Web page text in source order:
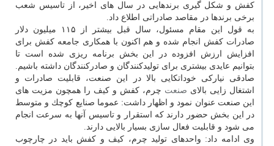
كفش و شكل گیری برندهایی در سال های اخیر، از تاسیس شعب
برخی برندها در مقاصد صادراتی اطلاع داد.
به قول این مقام مسئول، سال قبل بیشتر از ۱۱۵ میلیون دلار
صادرات كفش انجام شده و هم اكنون با همكاری جامعه كفش برای
افزایش ارزش افزوده در این بخش برنامه ریزی شده است تا
بتوانیم عایدی بیشتری برای تولیدكنندگان و صادركنندگان داشته باشیم.
صادقی نیاركی خوداتكایی بالا در این صنعت، قابلیت صادرات و
اشتغال زایی بالای صنعت چرم، كفش و كیف را همچون مزیت های
این صنعت عنوان نمود و اظهار داشت: عموما صنایع كوچك و متوسط
در این بخش حضور دارند كه استقرار و تاسیس آنها به سرعت انجام
می شود و قابلیت فعال سازی بسیار بالایی دارند.
وی ادامه داد: واحدهای تولید چرم، كیف و كفش باید در چارچوب